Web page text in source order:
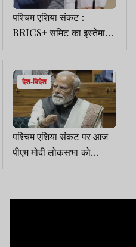
पश्चिम एशिया संकट :
BRICS+ समिट का इस्तेमाल
क्यों नहीं कर रहे मोदी, कांग्रेस
ने हल्ला बोला
देश-विदेश
पश्चिम एशिया संकट पर आज
पीएम मोदी लोकसभा को
संबोधित करेंगे